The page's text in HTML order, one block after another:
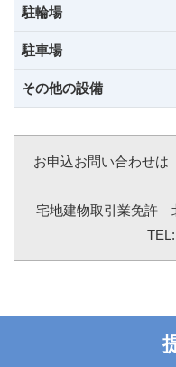
駐輪場
駐車場
その他の設備
お申込お問い合わせ
宅地建物取引業免許